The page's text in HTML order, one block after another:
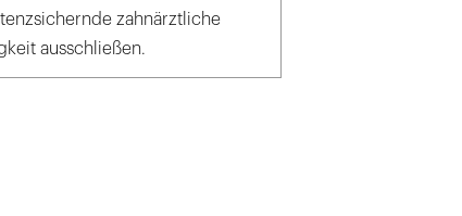
zahnärztliche
ausschließen.